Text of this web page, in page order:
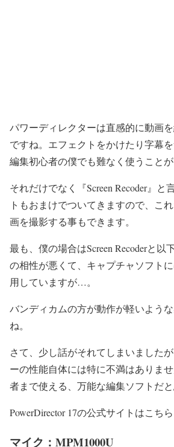
パワーディレクターは直感的に動画
ですね。エフェクトをかけたり字幕
編集初心者の僕でも難なく使うことが
それだけでなく『Screen Recoder』と
トもおまけでついてきますので、こ
画を撮影する事もできます。
最も、僕の場合はScreen Recoderと以
の相性が悪くて、キャプチャソフト
用していますが…。
バンディカムの方が動作が軽いよう
ね。
さて、少し話がそれてしまいました
ーの性能自体には特に不満はありま
者まで使える、万能な編集ソフトだと
PowerDirector 17の公式サイトはこちら
マイク：MPM1000U